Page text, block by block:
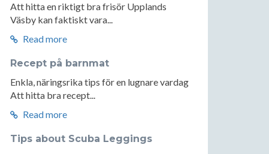
Att hitta en riktigt bra frisör Upplands
Väsby kan faktiskt vara...
Read more
Recept på barnmat
Enkla, näringsrika tips för en lugnare vardag
Att hitta bra recept...
Read more
Tips about Scuba Leggings